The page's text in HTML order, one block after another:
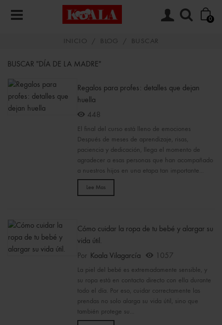
0
INICIO / BLOG / BUSCAR
BUSCAR "DÍA DE LA MADRE"
Regalos para profes: detalles que dejan
huella
448
El final del curso está lleno de emociones
Después de meses de aprendizaje, risas,
paciencia y dedicación, llega el momento de
agradecer a esas personas que han acompañado
a nuestros hijos en una etapa tan importante...
Lee Mas
Cómo cuidar la ropa de tu bebé y alargar su
vida útil.
Por
Koala Vilagarcía 1057
La piel del bebé es extremadamente sensible, y
su ropa está en contacto directo con ella durante
todo el día. Por eso, cuidar correctamente las
prendas no solo alarga su vida útil, sino que
también protege su...